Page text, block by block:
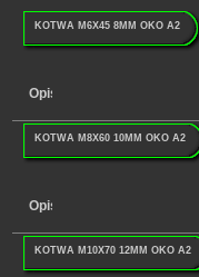
KOTWA M6X45 8MM OKO A2
Opis
KOTWA M8X60 10MM OKO A2
Opis
KOTWA M10X70 12MM OKO A2